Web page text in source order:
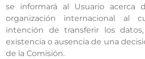
se informará al Usuario acerca
organización internacional al
intención de transferir los
existencia o ausencia de una
de la Comisión.